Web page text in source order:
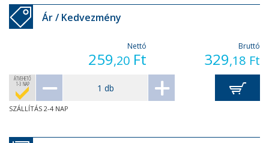
Ár / Kedvezmény
Nettó
259,20 Ft
Bruttó
329,18 Ft
ÁTVEHETŐ
1-3 NAP
SZÁLLÍTÁS 2-4 NAP